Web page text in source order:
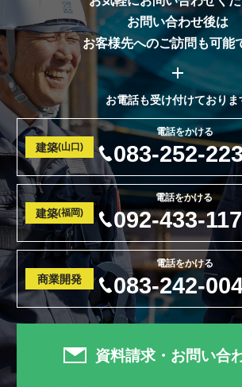
お問い合わせ後は
お客様先へのご訪問も可能
お電話も受け付けておりま
建築(山口)
電話をかける
083-252-
建築(福岡)
電話をかける
092-433-
商業開発
電話をかける
083-242-
資料請求・お問い合